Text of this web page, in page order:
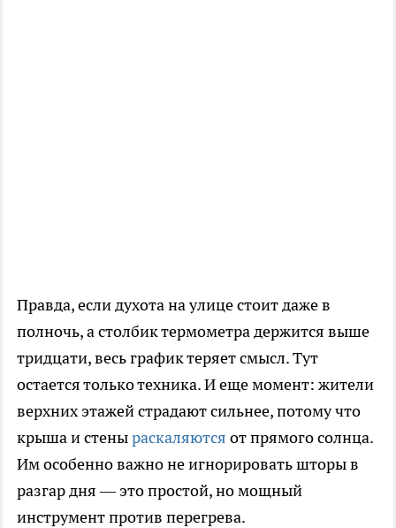
Правда, если духота на улице стоит даже в
полночь, а столбик термометра держится выше
тридцати, весь график теряет смысл. Тут
остается только техника. И еще момент: жители
верхних этажей страдают сильнее, потому что
крыша и стеныраскаляются от прямого солнца.
Им особенно важно не игнорировать шторы в
разгар дня — это простой, но мощный
инструмент против перегрева.